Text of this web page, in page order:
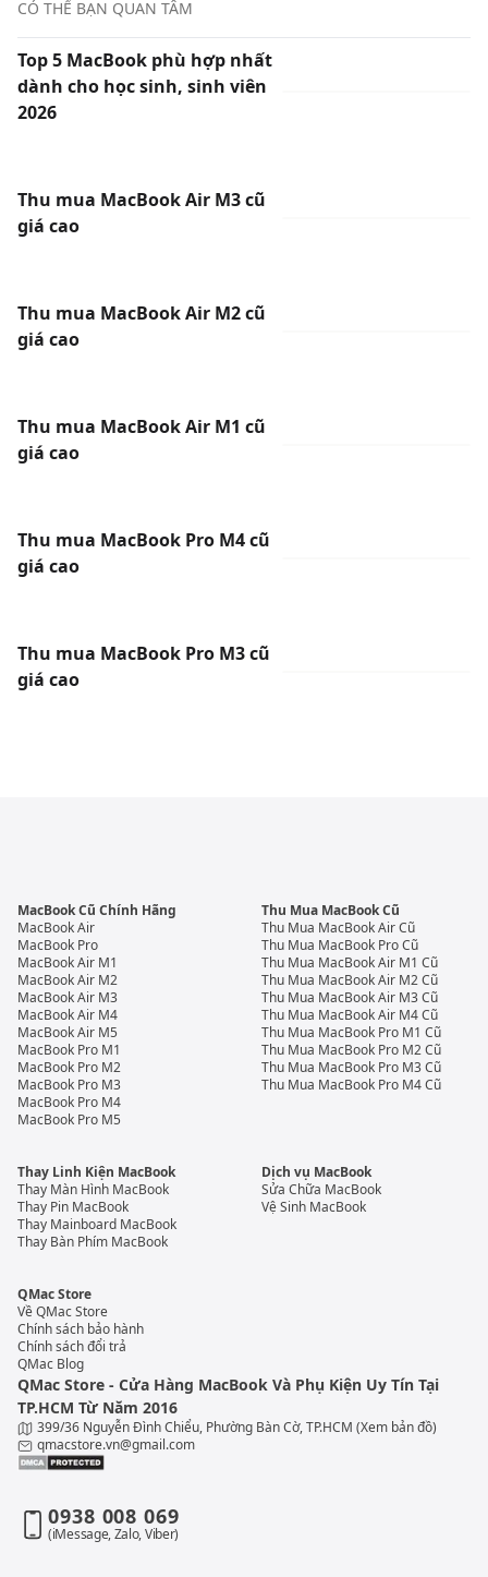
CÓ THỂ BẠN QUAN TÂM
Top 5 MacBook phù hợp nhất
dành cho học sinh, sinh viên
2026
Thu mua MacBook Air M3 cũ
giá cao
Thu mua MacBook Air M2 cũ
giá cao
Thu mua MacBook Air M1 cũ
giá cao
Thu mua MacBook Pro M4 cũ
giá cao
Thu mua MacBook Pro M3 cũ
giá cao
MacBook Cũ Chính Hãng
MacBook Air
MacBook Pro
MacBook Air M1
MacBook Air M2
MacBook Air M3
MacBook Air M4
MacBook Air M5
MacBook Pro M1
MacBook Pro M2
MacBook Pro M3
MacBook Pro M4
MacBook Pro M5
Thu Mua MacBook Cũ
Thu Mua MacBook Air Cũ
Thu Mua MacBook Pro Cũ
Thu Mua MacBook Air M1 Cũ
Thu Mua MacBook Air M2 Cũ
Thu Mua MacBook Air M3 Cũ
Thu Mua MacBook Air M4 Cũ
Thu Mua MacBook Pro M1 Cũ
Thu Mua MacBook Pro M2 Cũ
Thu Mua MacBook Pro M3 Cũ
Thu Mua MacBook Pro M4 Cũ
Thay Linh Kiện MacBook
Thay Màn Hình MacBook
Thay Pin MacBook
Thay Mainboard MacBook
Thay Bàn Phím MacBook
Dịch vụ MacBook
Sửa Chữa MacBook
Vệ Sinh MacBook
QMac Store
Về QMac Store
Chính sách bảo hành
Chính sách đổi trả
QMac Blog
QMac Store - Cửa Hàng MacBook Và Phụ Kiện Uy Tín Tại
TP.HCM Từ Năm 2016
399/36 Nguyễn Đình Chiểu, Phường Bàn Cờ, TP.HCM (Xem bản đồ)
qmacstore.vn@gmail.com
0938 008 069
(iMessage, Zalo, Viber)